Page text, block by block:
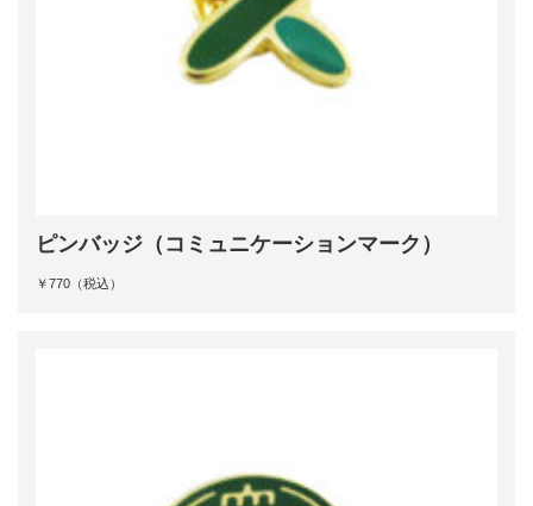
ピンバッジ（コミュニケーションマーク）
￥770（税込）